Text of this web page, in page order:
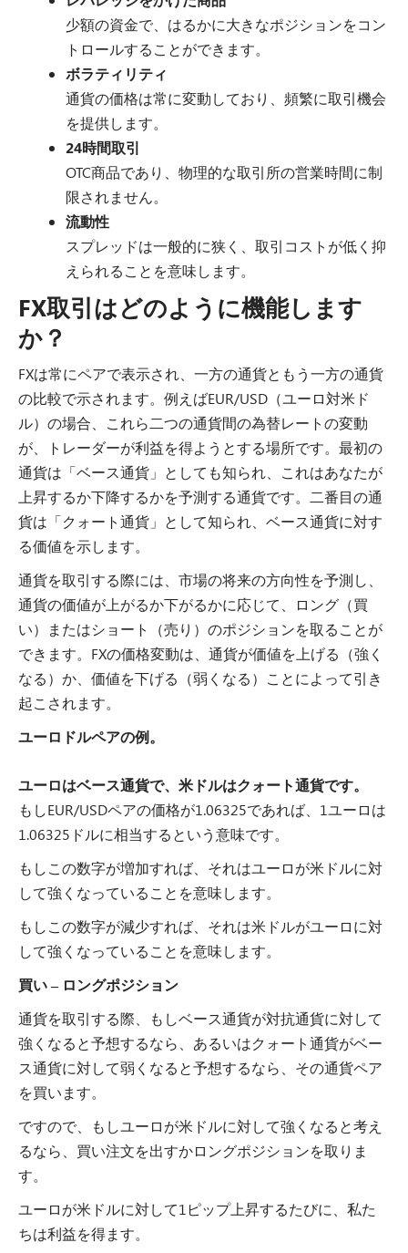
少額の資金で、はるかに大きなポジションをコン
トロールすることができます。
ボラティリティ
通貨の価格は常に変動しており、頻繁に取引機会
を提供します。
24時間取引
OTC商品であり、物理的な取引所の営業時間に制
限されません。
流動性
スプレッドは一般的に狭く、取引コストが低く抑
えられることを意味します。
FX取引はどのように機能します
か？
FXは常にペアで表示され、一方の通貨ともう一方の通貨
の比較で示されます。例えばEUR/USD（ユーロ対米ド
ル）の場合、これら二つの通貨間の為替レートの変動
が、トレーダーが利益を得ようとする場所です。最初の
通貨は「ベース通貨」としても知られ、これはあなたが
上昇するか下降するかを予測する通貨です。二番目の通
貨は「クォート通貨」として知られ、ベース通貨に対す
る価値を示します。
通貨を取引する際には、市場の将来の方向性を予測し、
通貨の価値が上がるか下がるかに応じて、ロング（買
い）またはショート（売り）のポジションを取ることが
できます。FXの価格変動は、通貨が価値を上げる（強く
なる）か、価値を下げる（弱くなる）ことによって引き
起こされます。
ユーロドルペアの例。
ユーロはベース通貨で、米ドルはクォート通貨です。
もしEUR/USDペアの価格が1.06325であれば、1ユーロは
1.06325ドルに相当するという意味です。
もしこの数字が増加すれば、それはユーロが米ドルに対
して強くなっていることを意味します。
もしこの数字が減少すれば、それは米ドルがユーロに対
して強くなっていることを意味します。
買い – ロングポジション
通貨を取引する際、もしベース通貨が対抗通貨に対して
強くなると予想するなら、あるいはクォート通貨がベー
ス通貨に対して弱くなると予想するなら、その通貨ペア
を買います。
ですので、もしユーロが米ドルに対して強くなると考え
るなら、買い注文を出すかロングポジションを取りま
す。
ユーロが米ドルに対して1ピップ上昇するたびに、私た
ちは利益を得ます。